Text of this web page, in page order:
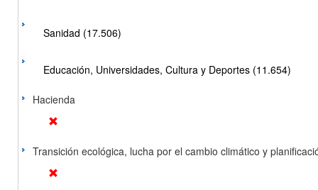
Sanidad (17.506)
Educación, Universidades, Cultura y Deportes (11.654)
Hacienda
Transición ecológica, lucha por el cambio climático y